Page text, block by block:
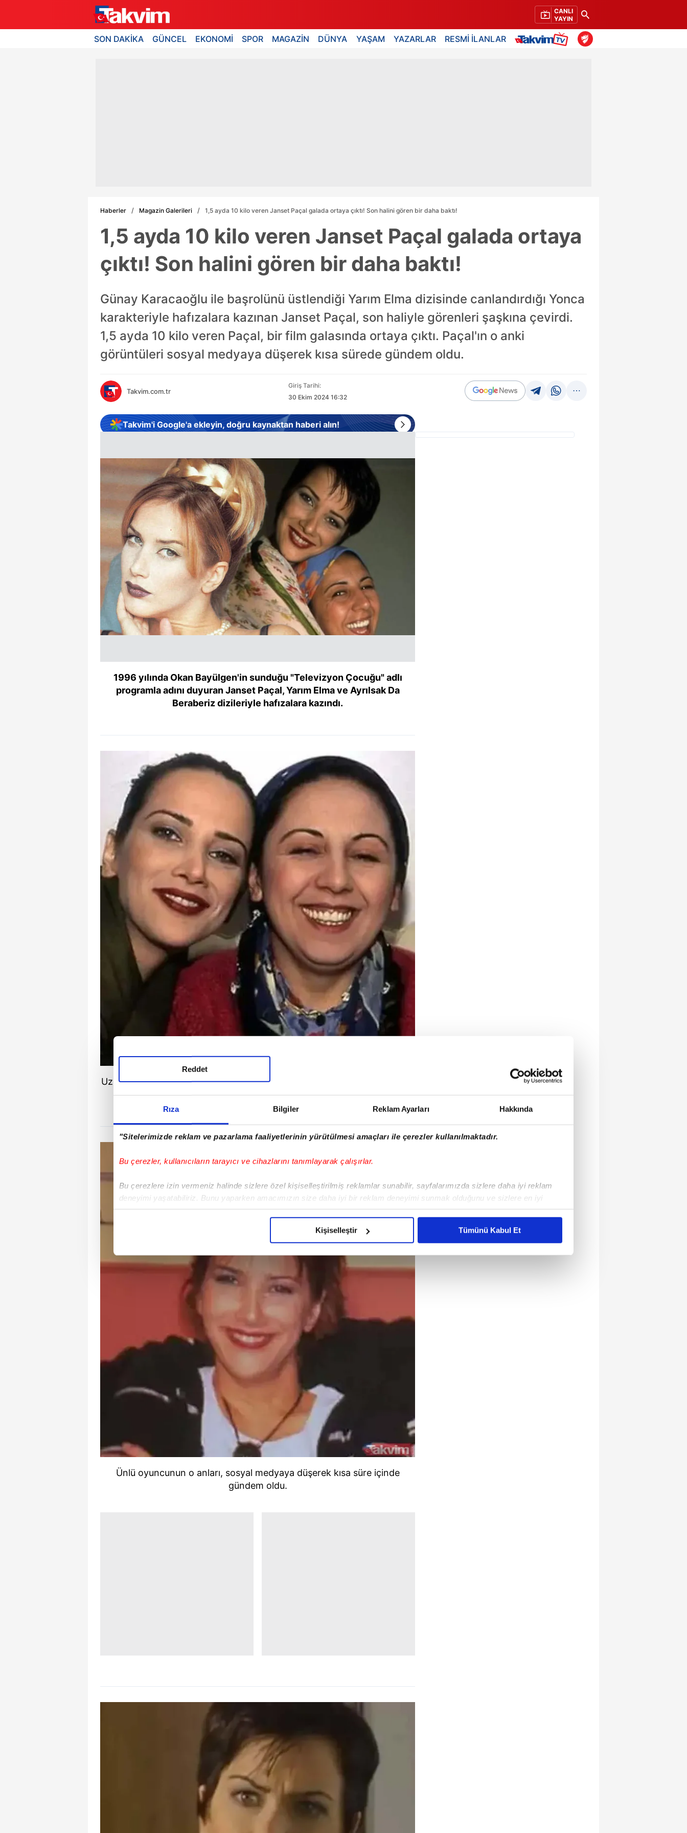
Rıza Bilgiler Reklam Ayarları Hakkında
"Sitelerimizde reklam ve pazarlama faaliyetlerinin yürütülmesi amaçları ile çerezler kullanılmaktadır.
Bu çerezler, kullanıcıların tarayıcı ve cihazlarını tanımlayarak çalışırlar.
Bu çerezlere izin vermeniz halinde sizlere özel kişiselleştirilmiş reklamlar sunabilir, sayfalarımızda sizlere daha iyi reklam
deneyimi yaşatabiliriz. Bunu yaparken amacımızın size daha iyi bir reklam deneyimi sunmak olduğunu ve sizlere en iyi
içerikleri sunabilmek adına elimizden gelen çabayı gösterdiğimizi ve bu noktada, reklamların maliyetlerimizi karşılamak
Sizlere daha iyi bir hizmet sunabilmek için İnternet Sitemizde kendimize ve üçüncü kişilere ait çerezler kullanılmaktadır. Bu
çerezler vasıtasıyla çeşitli kişisel verileriniz işlenmekte olup gerekli olan çerezler bilgi toplumu hizmetlerinin sunulması
amacıyla kullanılmaktadır. Diğer çerezler, sitemizin daha işlevsel kılınması ve kişiselleştirilmesi ve sizlere yönelik
reklam/pazarlama faaliyetlerinin yapılması, amaçlarıyla sınırlı olarak açık rızanız dahilinde kullanılacaktır.
Çerezlere ilişkin tercihlerinizi aşağıda yer alan panel vasıtasıyla belirleyebilirsiniz. Çerezlere ilişkin detaylı bilgi için Ayarlar
butonuna tıklayabilir,Çerez Bilgilendirme Metnimizi
6698 sayılı Kişisel Verilerin Korunması Kanunu uyarınca hazırlanmış Aydınlatma Metnimizi okumak ve sitemizde ilgili
mevzuata uygun olarak kullanılan çerezlerle ilgili bilgi almak için lütfen
Reddet
Kişiselleştir Tümünü Kabul Et
CANLI
YAYIN
SON DAKİKA GÜNCEL EKONOMİ SPOR MAGAZİN DÜNYA YAŞAM YAZARLAR RESMİ İLANLAR
Haberler Magazin Galerileri 1,5 ayda 10 kilo veren Janset Paçal galada ortaya çıktı! Son halini gören bir daha baktı!
1,5 ayda 10 kilo veren Janset Paçal galada ortaya
çıktı! Son halini gören bir daha baktı!
Günay Karacaoğlu ile başrolünü üstlendiği Yarım Elma dizisinde canlandırdığı Yonca
karakteriyle hafızalara kazınan Janset Paçal, son haliyle görenleri şaşkına çevirdi.
1,5 ayda 10 kilo veren Paçal, bir film galasında ortaya çıktı. Paçal'ın o anki
görüntüleri sosyal medyaya düşerek kısa sürede gündem oldu.
Takvim.com.tr
Giriş Tarihi:
30 Ekim 2024 16:32
Takvim'i Google'a ekleyin, doğru kaynaktan haberi alın!
1996 yılında Okan Bayülgen'in sunduğu "Televizyon Çocuğu" adlı
programla adını duyuran Janset Paçal, Yarım Elma ve Ayrılsak Da
Beraberiz dizileriyle hafızalara kazındı.
Uzun süredir ekranlarda uzak olan oyuncu, İllegal Hayatlar Meclis filminin
galasında ortaya çıktı.
Ünlü oyuncunun o anları, sosyal medyaya düşerek kısa süre içinde
gündem oldu.